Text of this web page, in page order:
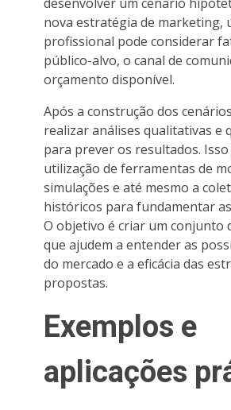
nova estratégia de marketing,
profissional pode considerar
público-alvo, o canal de
orçamento disponível.
Após a construção dos
realizar análises qualitativas e
para prever os resultados.
utilização de ferramentas de
simulações e até mesmo a
históricos para fundamentar
O objetivo é criar um conjunto
que ajudem a entender as
do mercado e a eficácia das
propostas.
Exemplos e
aplicações